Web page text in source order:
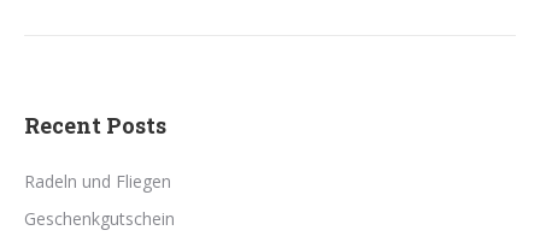
Recent Posts
Radeln und Fliegen
Geschenkgutschein